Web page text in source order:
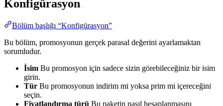
Konfigürasyon
Bölüm başlığı “Konfigürasyon”
Bu bölüm, promosyonun gerçek parasal değerini ayarlamaktan
sorumludur.
İsim Bu promosyon için sadece sizin görebileceğiniz bir isim
girin.
Tür Bu promosyonun indirim mi yoksa prim mi içereceğini
seçin.
Fiyatlandırma türü Bu paketin nasıl hesaplanmasını